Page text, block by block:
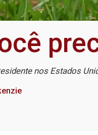
nos Estados